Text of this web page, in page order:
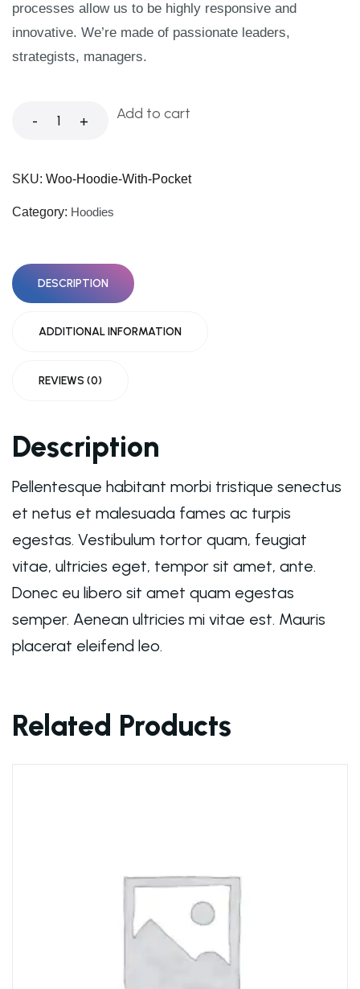
processes allow us to be highly responsive and
innovative. We’re made of passionate leaders,
strategists, managers.
- + Add to cart
SKU: Woo-Hoodie-With-Pocket
Category: Hoodies
DESCRIPTION
ADDITIONAL INFORMATION
REVIEWS (0)
Description
Pellentesque habitant morbi tristique senectus
et netus et malesuada fames ac turpis
egestas. Vestibulum tortor quam, feugiat
vitae, ultricies eget, tempor sit amet, ante.
Donec eu libero sit amet quam egestas
semper. Aenean ultricies mi vitae est. Mauris
placerat eleifend leo.
Related Products